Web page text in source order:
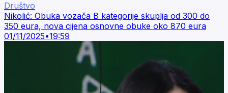
Društvo
Nikolić: Obuka vozača B kategorije skuplja od 300 do
350 eura, nova cijena osnovne obuke oko 870 eura
01/11/2025•19:59